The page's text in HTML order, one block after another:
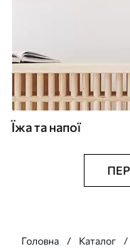
Їжа та напої
Головна Каталог